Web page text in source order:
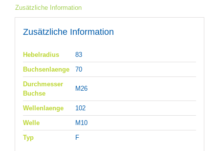
Zusätzliche Information
Zusätzliche Information
Hebelradius
83
Buchsenlaenge
70
Durchmesser
Buchse
M26
Wellenlaenge
102
Welle
M10
Typ
F